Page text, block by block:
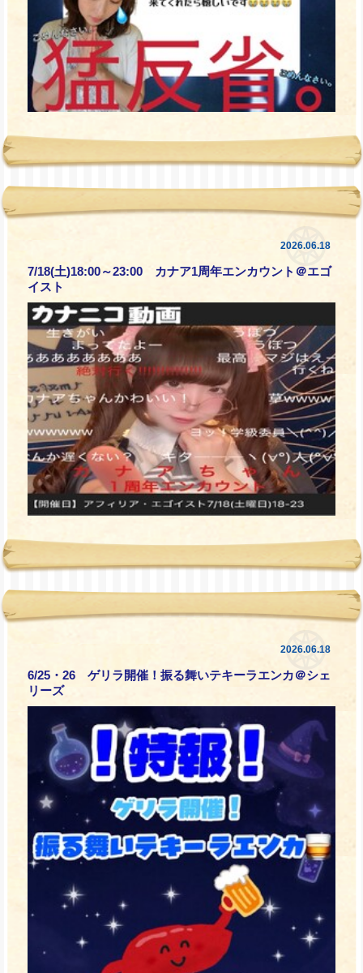
2026.06.18
7/18(土)18:00～23:00 カナア1周年エンカウント＠エゴ
イスト
2026.06.18
6/25・26 ゲリラ開催！振る舞いテキーラエンカ＠シェ
リーズ